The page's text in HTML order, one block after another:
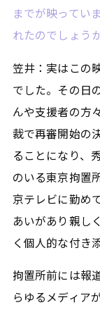
までが映ってい
れたのでしょうか
笠井：実はこの
でした。その日
んや支援者の方
裁で再審開始の
ることになり、
のいる東京拘置
京テレビに勤め
あいがあり親し
く個人的な付き
拘置所前には報
らゆるメディア